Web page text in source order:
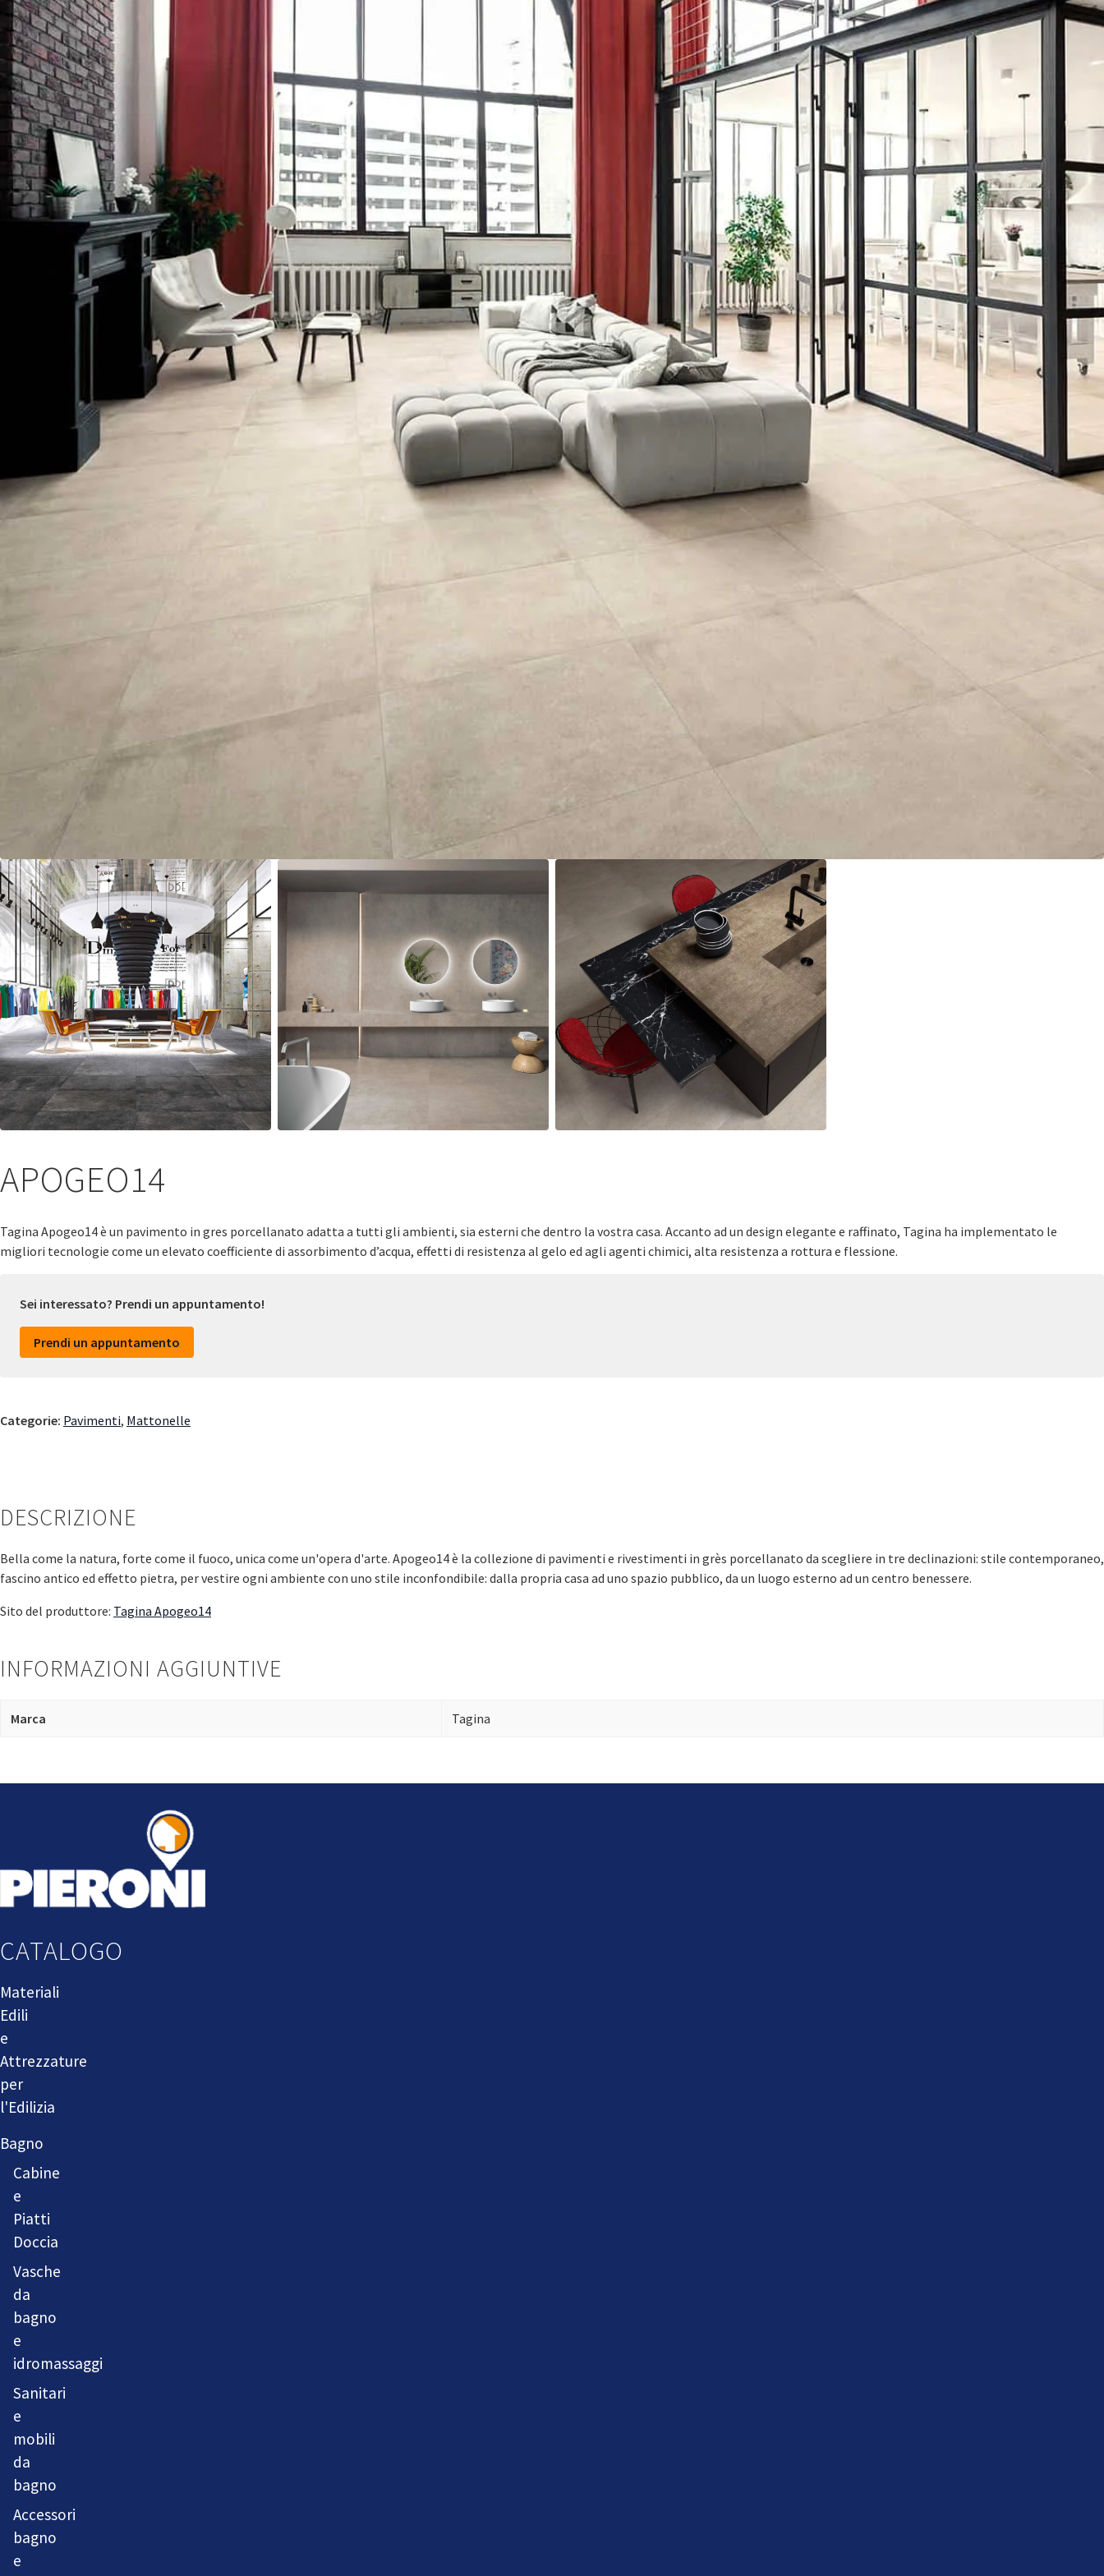
APOGEO14
Tagina Apogeo14 è un pavimento in gres porcellanato adatta a tutti gli ambienti, sia esterni che dentro la vostra casa. Accanto ad un design elegante e raffinato, Tagina ha implementato le
migliori tecnologie come un elevato coefficiente di assorbimento d’acqua, effetti di resistenza al gelo ed agli agenti chimici, alta resistenza a rottura e flessione.
Sei interessato? Prendi un appuntamento!
Prendi un appuntamento
Categorie: Pavimenti, Mattonelle
DESCRIZIONE
Bella come la natura, forte come il fuoco, unica come un'opera d'arte. Apogeo14 è la collezione di pavimenti e rivestimenti in grès porcellanato da scegliere in tre declinazioni: stile contemporaneo,
fascino antico ed effetto pietra, per vestire ogni ambiente con uno stile inconfondibile: dalla propria casa ad uno spazio pubblico, da un luogo esterno ad un centro benessere.
Sito del produttore: Tagina Apogeo14
INFORMAZIONI AGGIUNTIVE
Marca Tagina
CATALOGO
Materiali
Edili
e
Attrezzature
per
l'Edilizia
Bagno
Cabine
e
Piatti
Doccia
Vasche
da
bagno
e
idromassaggi
Sanitari
e
mobili
da
bagno
Accessori
bagno
e